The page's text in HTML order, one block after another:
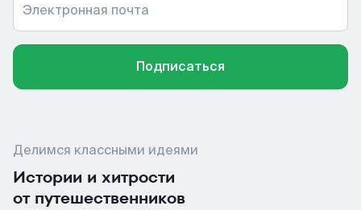
Электронная почта
Подписаться
Делимся классными идеями
Истории и хитрости
от путешественников